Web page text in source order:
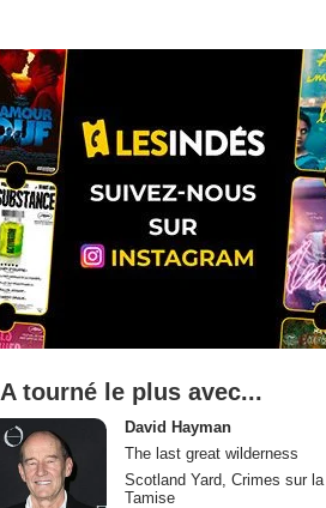
A tourné le plus avec...
David Hayman
The last great wilderness
Scotland Yard, Crimes sur la
Tamise